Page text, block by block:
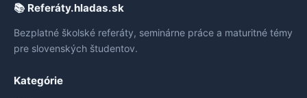
📚 Referáty.hladas.sk
Bezplatné školské referáty, seminárne práce a maturitné témy
pre slovenských študentov.
Kategórie